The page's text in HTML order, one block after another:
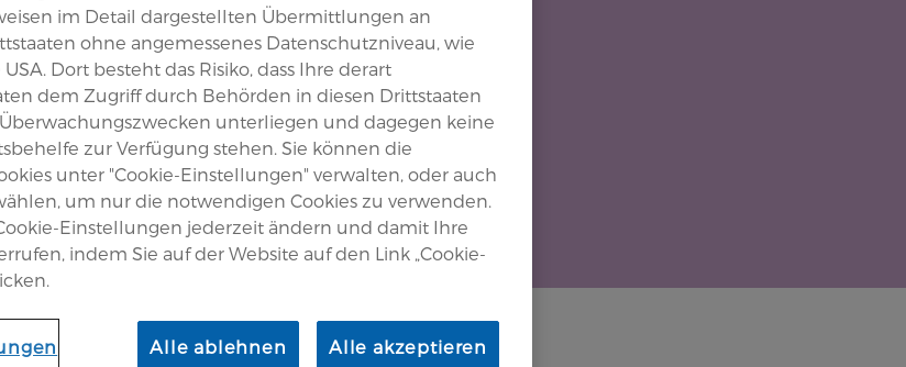
im Detail dargestellten Übermittlungen an
ohne angemessenes Datenschutzniveau, wie
Dort besteht das Risiko, dass Ihre derart
dem Zugriff durch Behörden in diesen Drittstaaten
unterliegen und dagegen keine
zur Verfügung stehen. Sie können die
unter "Cookie-Einstellungen" verwalten, oder auch
um nur die notwendigen Cookies zu verwenden.
Einstellungen jederzeit ändern und damit Ihre
indem Sie auf der Website auf den Link „Cookie-
Alle ablehnen Alle akzeptieren